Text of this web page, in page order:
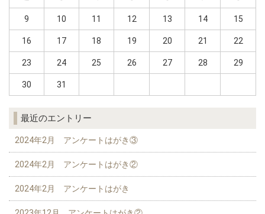
9 10 11 12 13 14 15
16 17 18 19 20 21 22
23 24 25 26 27 28 29
30 31
最近のエントリー
2024年2月 アンケートはがき③
2024年2月 アンケートはがき②
2024年2月 アンケートはがき